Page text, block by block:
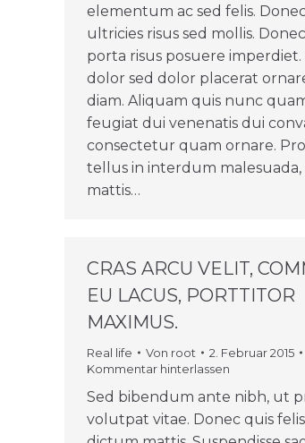
elementum ac sed felis.
ultricies risus sed mollis.
porta risus posuere imperdiet.
dolor sed dolor placerat
diam. Aliquam quis nunc
feugiat dui venenatis dui
consectetur quam ornare.
tellus in interdum
mattis…
CRAS ARCU VELIT,
EU LACUS, PORTTITOR
MAXIMUS.
Real life Von root
2. Februar 2015
Kommentar hinterlassen
Sed bibendum ante nibh, ut
volutpat vitae. Donec quis